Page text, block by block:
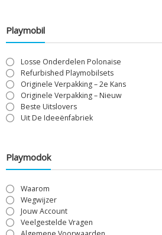
Playmobil
Losse Onderdelen Polonaise
Refurbished Playmobilsets
Originele Verpakking – 2e Kans
Originele Verpakking – Nieuw
Beste Uitslovers
Uit De Ideeënfabriek
Playmodok
Waarom
Wegwijzer
Jouw Account
Veelgestelde Vragen